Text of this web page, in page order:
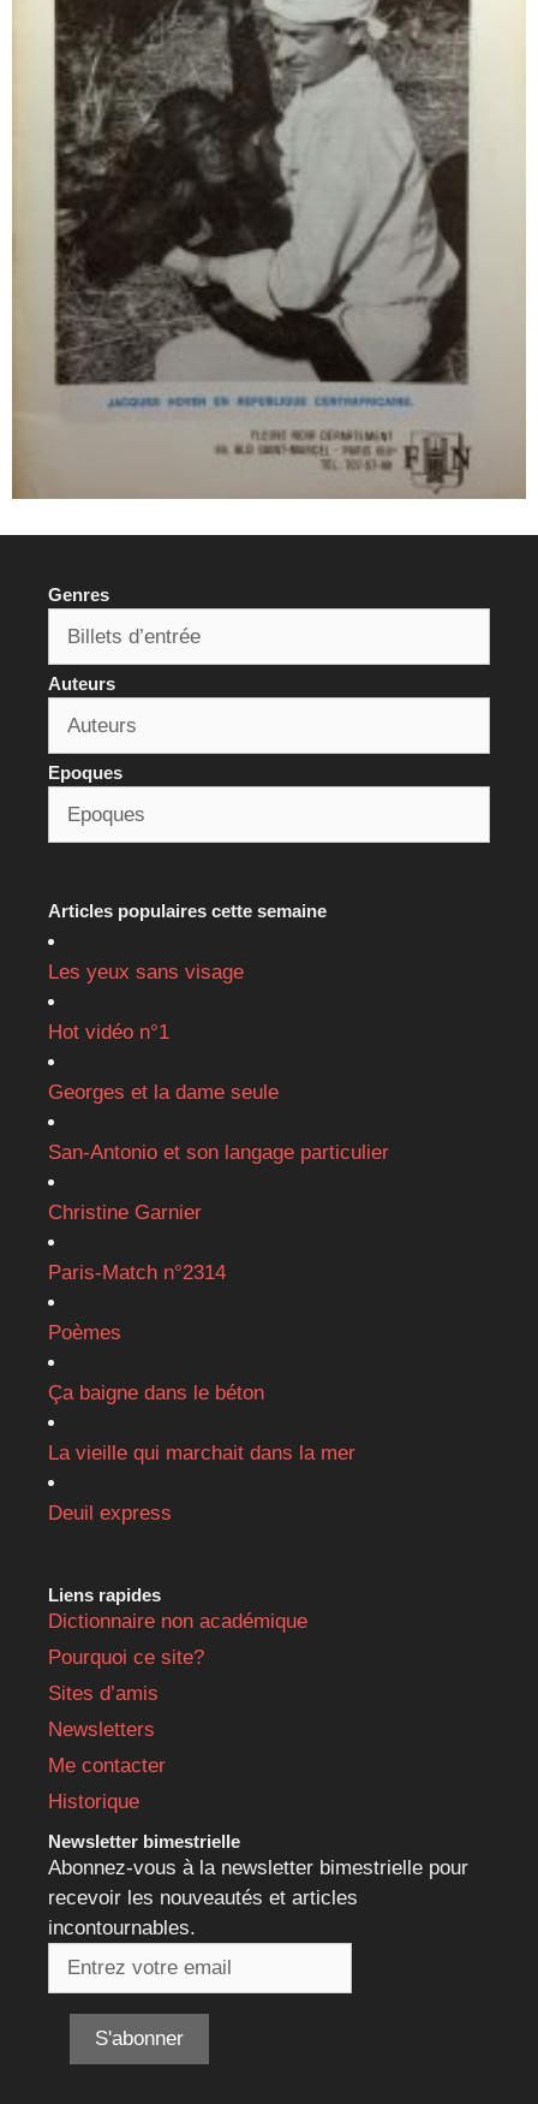
Genres
Auteurs
Epoques
Articles populaires cette semaine
Les yeux sans visage
Hot vidéo n°1
Georges et la dame seule
San-Antonio et son langage particulier
Christine Garnier
Paris-Match n°2314
Poèmes
Ça baigne dans le béton
La vieille qui marchait dans la mer
Deuil express
Liens rapides
Dictionnaire non académique
Pourquoi ce site?
Sites d’amis
Newsletters
Me contacter
Historique
Newsletter bimestrielle
Abonnez-vous à la newsletter bimestrielle pour
recevoir les nouveautés et articles
incontournables.